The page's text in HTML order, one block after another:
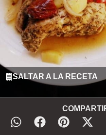
SALTAR A LA RECETA